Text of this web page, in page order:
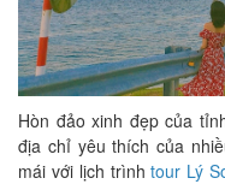
Hòn đảo xinh đẹp của
địa chỉ yêu thích của
mái với lịch trìnhtour Lý